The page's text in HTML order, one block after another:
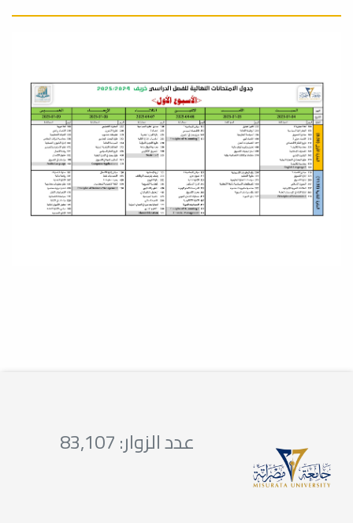
20
يونيو
الإمتحانات النهائية-
البكالوريوس/الأسبوع الأول
يناير بكالوريوس/الأسبوع الثاني
عدد الزوار: 83,107